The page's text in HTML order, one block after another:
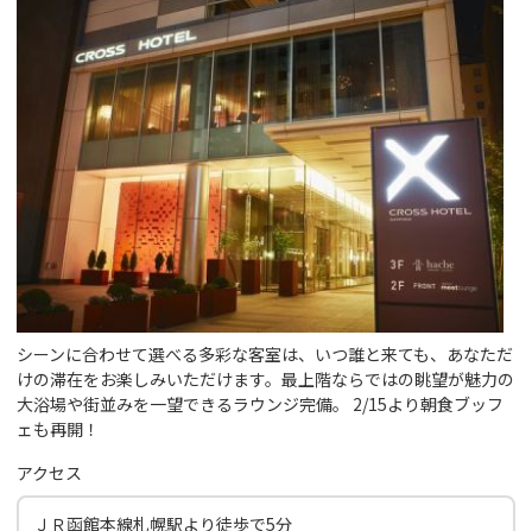
シーンに合わせて選べる多彩な客室は、いつ誰と来ても、あなただ
けの滞在をお楽しみいただけます。最上階ならではの眺望が魅力の
大浴場や街並みを一望できるラウンジ完備。 2/15より朝食ブッフ
ェも再開！
アクセス
ＪＲ函館本線札幌駅より徒歩で5分